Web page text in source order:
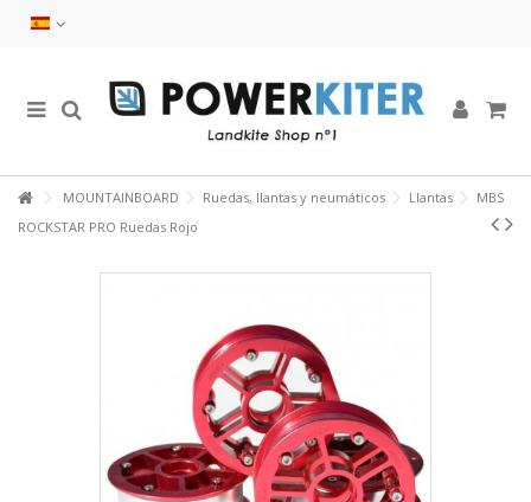
MOUNTAINBOARD Ruedas, llantas y neumáticos Llantas
MBS
ROCKSTAR PRO Ruedas Rojo